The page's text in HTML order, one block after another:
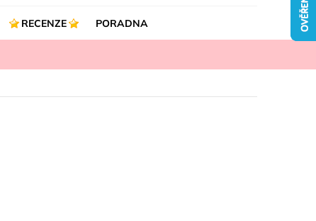
RECENZE PORADNA